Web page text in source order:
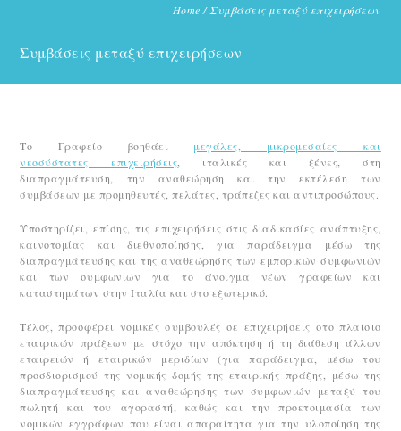
Home /Συμβάσεις μεταξύ επιχειρήσεων
Συμβάσεις μεταξύ επιχειρήσεων
Το Γραφείο βοηθάει μεγάλες, μικρομεσαίες και
νεοσύστατες επιχειρήσεις , ιταλικές και ξένες, στη
διαπραγμάτευση, την αναθεώρηση και την εκτέλεση των
συμβάσεων με προμηθευτές, πελάτες, τράπεζες και αντιπροσώπους.
Υποστηρίζει, επίσης, τις επιχειρήσεις στις διαδικασίες ανάπτυξης,
καινοτομίας και διεθνοποίησης, για παράδειγμα μέσω της
διαπραγμάτευσης και της αναθεώρησης των εμπορικών συμφωνιών
και των συμφωνιών για το άνοιγμα νέων γραφείων και
καταστημάτων στην Ιταλία και στο εξωτερικό.
Τέλος, προσφέρει νομικές συμβουλές σε επιχειρήσεις στο πλαίσιο
εταιρικών πράξεων με στόχο την απόκτηση ή τη διάθεση άλλων
εταιρειών ή εταιρικών μεριδίων (για παράδειγμα, μέσω του
προσδιορισμού της νομικής δομής της εταιρικής πράξης, μέσω της
διαπραγμάτευσης και αναθεώρησης των συμφωνιών μεταξύ του
πωλητή και του αγοραστή, καθώς και την προετοιμασία των
νομικών εγγράφων που είναι απαραίτητα για την υλοποίηση της